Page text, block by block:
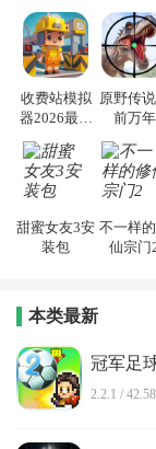
收费站模拟
器2026最新
原野传
前万年
甜蜜女友3安
装包
不一样
仙宗门
本类最新
冠军足
2.2.1 /